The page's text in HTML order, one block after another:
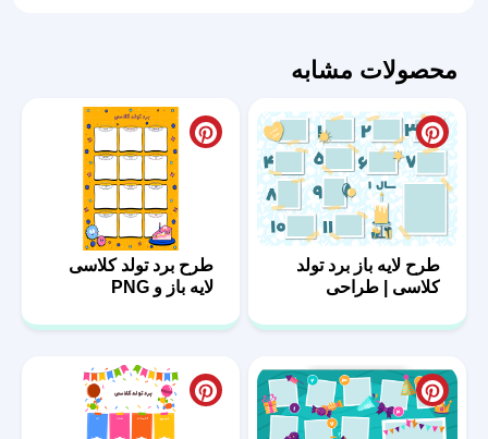
لایه
و
شاد
عدد
محصولات مشابه
طرح لایه باز برد تولد
کلاسی | طراحی
طرح برد تولد کلاسی
لایه باز و PNG